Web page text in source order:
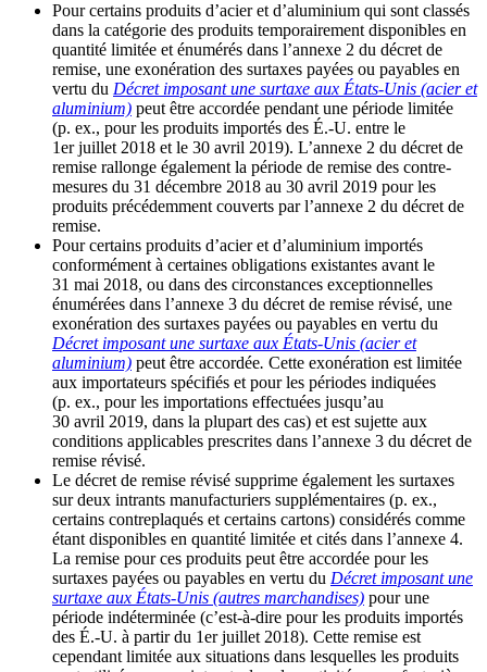
Pour certains produits d’acier et d’aluminium qui sont classés
dans la catégorie des produits temporairement disponibles en
quantité limitée et énumérés dans l’annexe 2 du décret de
remise, une exonération des surtaxes payées ou payables en
vertu du Décret imposant une surtaxe aux États-Unis (acier et
aluminium) peut être accordée pendant une période limitée
(p. ex., pour les produits importés des É.-U. entre le
1er juillet 2018 et le 30 avril 2019). L’annexe 2 du décret de
remise rallonge également la période de remise des contre-
mesures du 31 décembre 2018 au 30 avril 2019 pour les
produits précédemment couverts par l’annexe 2 du décret de
remise.
Pour certains produits d’acier et d’aluminium importés
conformément à certaines obligations existantes avant le
31 mai 2018, ou dans des circonstances exceptionnelles
énumérées dans l’annexe 3 du décret de remise révisé, une
exonération des surtaxes payées ou payables en vertu du
Décret imposant une surtaxe aux États-Unis (acier et
aluminium) peut être accordée. Cette exonération est limitée
aux importateurs spécifiés et pour les périodes indiquées
(p. ex., pour les importations effectuées jusqu’au
30 avril 2019, dans la plupart des cas) et est sujette aux
conditions applicables prescrites dans l’annexe 3 du décret de
remise révisé.
Le décret de remise révisé supprime également les surtaxes
sur deux intrants manufacturiers supplémentaires (p. ex.,
certains contreplaqués et certains cartons) considérés comme
étant disponibles en quantité limitée et cités dans l’annexe 4.
La remise pour ces produits peut être accordée pour les
surtaxes payées ou payables en vertu du Décret imposant une
surtaxe aux États-Unis (autres marchandises) pour une
période indéterminée (c’est-à-dire pour les produits importés
des É.-U. à partir du 1er juillet 2018). Cette remise est
cependant limitée aux situations dans lesquelles les produits